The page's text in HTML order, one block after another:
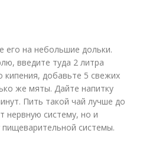
на небольшие дольки.
введите туда 2 литра
кипения, добавьте 5 свежих
же мяты. Дайте напитку
Пить такой чай лучше до
нервную систему, но и
системы.